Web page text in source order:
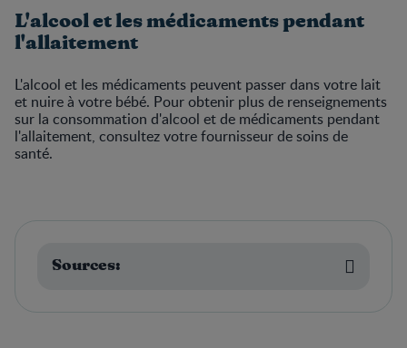
L'alcool et les médicaments pendant
l'allaitement
L'alcool et les médicaments peuvent passer dans votre lait
et nuire à votre bébé. Pour obtenir plus de renseignements
sur la consommation d'alcool et de médicaments pendant
l'allaitement, consultez votre fournisseur de soins de
santé.
Sources: